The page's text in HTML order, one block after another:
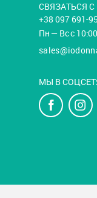
СВЯЗАТЬСЯ
+38 097 691-
Пн — Вс с
МЫ В